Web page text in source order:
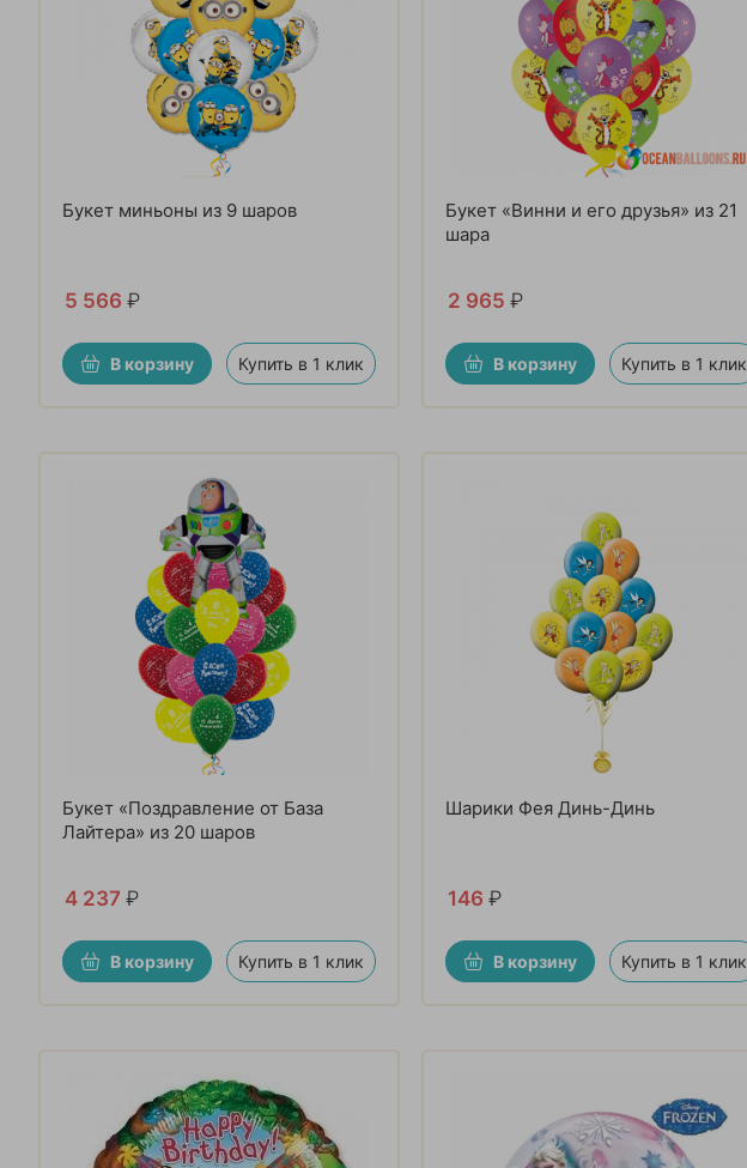
Букет миньоны из 9 шаров
5 566 ₽
В корзину Купить в 1 клик
Букет «Винни и его друзья» из 21
шара
2 965 ₽
В корзину Купить в 1 клик
Букет «Поздравление от База
Лайтера» из 20 шаров
4 237 ₽
В корзину Купить в 1 клик
Шарики Фея Динь-Динь
146 ₽
В корзину Купить в 1 клик